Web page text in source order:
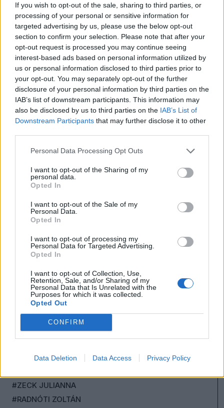
If you wish to opt-out of the sale, sharing to third parties, or
processing of your personal or sensitive information for
targeted advertising by us, please use the below opt-out
section to confirm your selection. Please note that after your
opt-out request is processed you may continue seeing
interest-based ads based on personal information utilized by
us or personal information disclosed to third parties prior to
your opt-out. You may separately opt-out of the further
disclosure of your personal information by third parties on the
IAB’s list of downstream participants. This information may
also be disclosed by us to third parties on the IAB’s List of
Downstream Participants that may further disclose it to other
Personal Data Processing Opt Outs
I want to opt-out of the Sharing of my
personal data.
Opted In
I want to opt-out of the Sale of my
Personal Data.
Opted In
I want to opt-out of processing my
Personal Data for Targeted Advertising.
Opted In
I want to opt-out of Collection, Use,
Retention, Sale, and/or Sharing of my
Personal Data that Is Unrelated with the
Purposes for which it was collected.
Opted Out
CONFIRM
Data Deletion Data Access Privacy Policy
#CSUTAK ZSOLT
#MEGADJA GÁBOR
#KUSTÁN MAGYARI ATTILA
#KOVÁCS TIBOR
#NÉMETH RÓBERT
#KOLLÁR ÁRPÁD
#ZDENYÁK JÓZSEF
#SCHILLINGER GYÖNGYVÉR
#SZABÓ BORBÁLA
#DR. RATIUS
#DOBROWIECKI PÉTER
#JÁNOSSY ANDRÁS
#ORCSIK ROLAND
#SOPOTNIK ZOLTÁN
#ANDRÉ FERENC
#RÓTH ELZA
#PORTÖRŐ PÉTER
#NAGY-BATO JONATÁN
#RÁTOSI MILÁN
#FONAY TAMÁS
#SABATER
#FELCSER V. ÖRS
#NAGY PÁL
#ZECK JULIANNA
#RADNÓTI ZOLTÁN